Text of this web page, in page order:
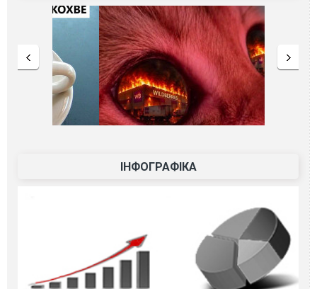
ІНФОГРАФІКА